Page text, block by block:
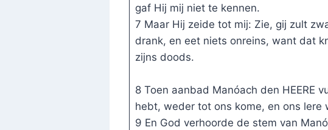
gaf Hij mij niet te kennen.
7 Maar Hij zeide tot mij: Zie, gij zult
drank, en eet niets onreins, want dat
zijns doods.
8 Toen aanbad Manóach den HEERE
hebt, weder tot ons kome, en ons
9 En God verhoorde de stem van